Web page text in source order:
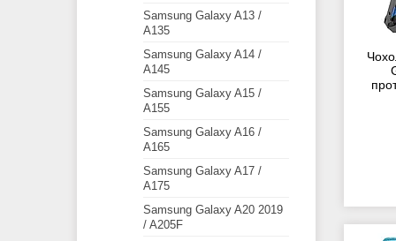
Samsung Galaxy A13 /
A135
Samsung Galaxy A14 /
A145
Samsung Galaxy A15 /
A155
Samsung Galaxy A16 /
A165
Samsung Galaxy A17 /
A175
Samsung Galaxy A20 2019
/ A205F